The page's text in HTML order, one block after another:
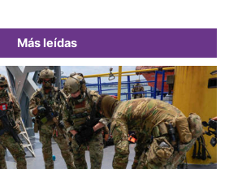
Más leídas